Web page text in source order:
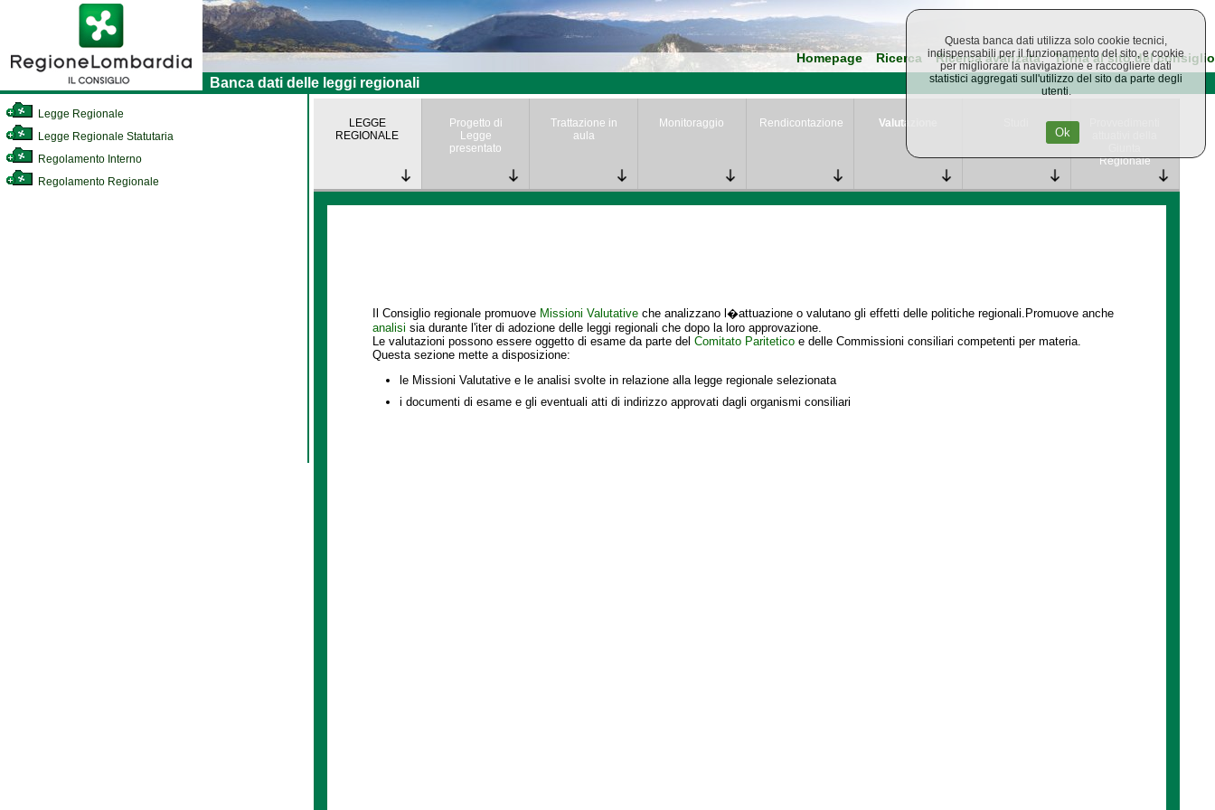
Homepage Ricerca Ricerca avanzata Torna al sito del consiglio
Banca dati delle leggi regionali
Legge Regionale
Legge Regionale Statutaria
Regolamento Interno
Regolamento Regionale
LEGGE
REGIONALE
Progetto di
Legge
presentato
Trattazione in
aula
Monitoraggio Rendicontazione Valutazione
Regionale
Il Consiglio regionale promuove Missioni Valutative che analizzano l�attuazione o valutano gli effetti delle politiche regionali.Promuove anche
analisi sia durante l'iter di adozione delle leggi regionali che dopo la loro approvazione.
Le valutazioni possono essere oggetto di esame da parte del Comitato Paritetico e delle Commissioni consiliari competenti per materia.
Questa sezione mette a disposizione:
le Missioni Valutative e le analisi svolte in relazione alla legge regionale selezionata
i documenti di esame e gli eventuali atti di indirizzo approvati dagli organismi consiliari
Questa banca dati utilizza solo cookie tecnici,
indispensabili per il funzionamento del sito, e cookie
per migliorare la navigazione e raccogliere dati
statistici aggregati sull'utilizzo del sito da parte degli
utenti.
Ok